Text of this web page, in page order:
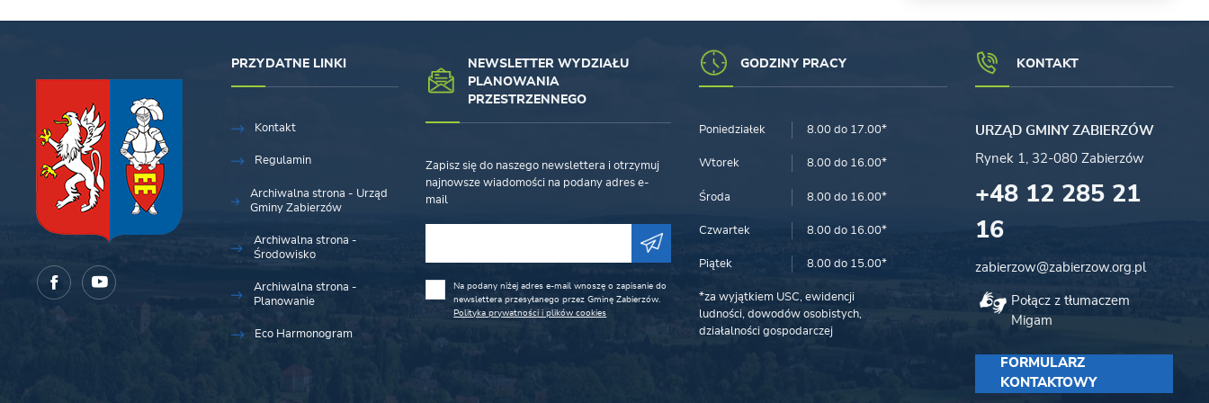
PRZYDATNE LINKI
Kontakt
Regulamin
Archiwalna strona - Urząd
Gminy Zabierzów
Archiwalna strona -
Środowisko
Archiwalna strona -
Planowanie
Eco Harmonogram
NEWSLETTER WYDZIAŁU
PLANOWANIA
PRZESTRZENNEGO
Zapisz się do naszego newslettera i otrzymuj
najnowsze wiadomości na podany adres e-
mail
Na podany niżej adres e-mail wnoszę o zapisanie do
newslettera przesyłanego przez Gminę Zabierzów.
Polityka prywatności i plików cookies
GODZINY PRACY
Poniedziałek 8.00 do 17.00*
Wtorek 8.00 do 16.00*
Środa 8.00 do 16.00*
Czwartek 8.00 do 16.00*
Piątek 8.00 do 15.00*
*za wyjątkiem USC, ewidencji
ludności, dowodów osobistych,
działalności gospodarczej
KONTAKT
URZĄD GMINY ZABIERZÓW
Rynek 1, 32-080 Zabierzów
+48 12 285 21
16
zabierzow@zabierzow.org.pl
Połącz z tłumaczem
Migam
FORMULARZ
KONTAKTOWY